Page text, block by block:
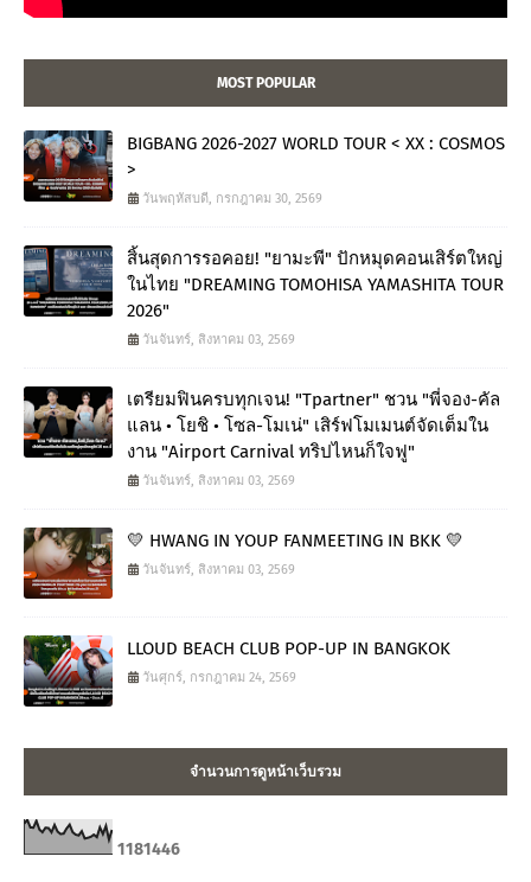
MOST POPULAR
BIGBANG 2026-2027 WORLD TOUR < XX : COSMOS
>
วันพฤหัสบดี, กรกฎาคม 30, 2569
สิ้นสุดการรอคอย! "ยามะพี" ปักหมุดคอนเสิร์ตใหญ่
ในไทย "DREAMING TOMOHISA YAMASHITA TOUR
2026"
วันจันทร์, สิงหาคม 03, 2569
เตรียมฟินครบทุกเจน! "Tpartner" ชวน "พี่จอง-คัล
แลน • โยชิ • โซล-โมเน่" เสิร์ฟโมเมนต์จัดเต็มใน
งาน "Airport Carnival ทริปไหนก็ใจฟู"
วันจันทร์, สิงหาคม 03, 2569
💛 HWANG IN YOUP FANMEETING IN BKK 💛
วันจันทร์, สิงหาคม 03, 2569
LLOUD BEACH CLUB POP-UP IN BANGKOK
วันศุกร์, กรกฎาคม 24, 2569
จำนวนการดูหน้าเว็บรวม
1181446